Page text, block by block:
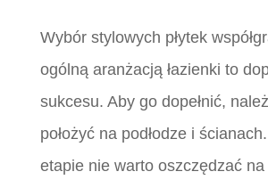
Wybór stylowych płytek
ogólną aranżacją łazienki to
sukcesu. Aby go dopełnić,
położyć na podłodze i
etapie nie warto oszczędzać na